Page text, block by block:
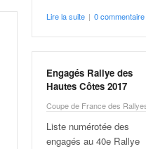
Lire la suite | 0 commentaire
Engagés Rallye des
Hautes Côtes 2017
Coupe de France des
Liste numérotée des
engagés au 40e Rallye